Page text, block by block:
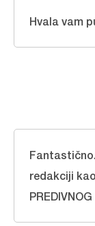
Hvala vam
redakciji